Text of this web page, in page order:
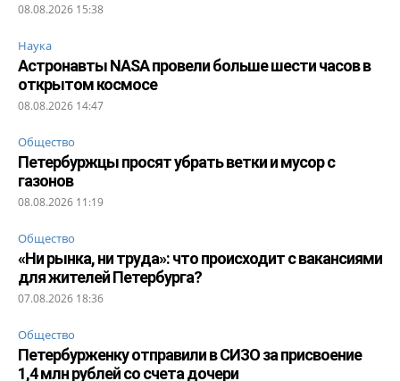
08.08.2026 15:38
Наука
Астронавты NASA провели больше шести часов в
открытом космосе
08.08.2026 14:47
Общество
Петербуржцы просят убрать ветки и мусор с
газонов
08.08.2026 11:19
Общество
«Ни рынка, ни труда»: что происходит с вакансиями
для жителей Петербурга?
07.08.2026 18:36
Общество
Петербурженку отправили в СИЗО за присвоение
1,4 млн рублей со счета дочери